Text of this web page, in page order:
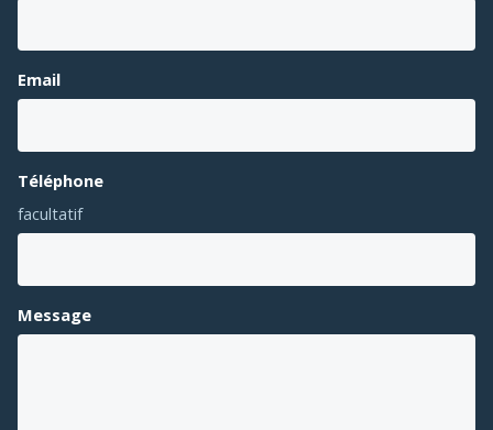
Email
Téléphone
facultatif
Message